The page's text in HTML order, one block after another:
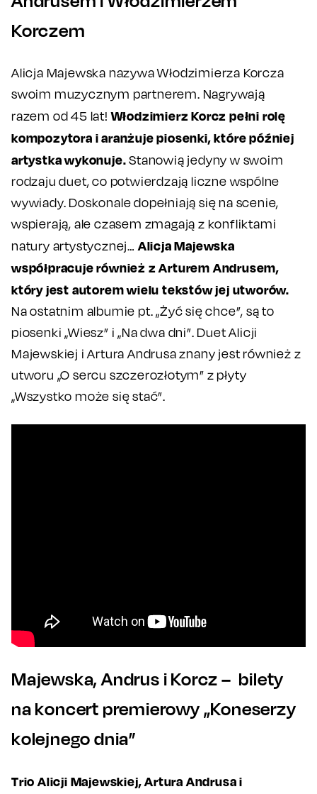
Korczem
Alicja Majewska nazywa Włodzimierza Korcza
swoim muzycznym partnerem. Nagrywają
razem od 45 lat!Włodzimierz Korcz pełni rolę
kompozytora i aranżuje piosenki, które później
artystka wykonuje.Stanowią jedyny w swoim
rodzaju duet, co potwierdzają liczne wspólne
wywiady. Doskonale dopełniają się na scenie,
wspierają, ale czasem zmagają z konfliktami
natury artystycznej… Alicja Majewska
współpracuje również z Arturem Andrusem,
który jest autorem wielu tekstów jej utworów.
Na ostatnim albumie pt. „Żyć się chce”, są to
piosenki „Wiesz” i „Na dwa dni”. Duet Alicji
Majewskiej i Artura Andrusa znany jest również z
utworu „O sercu szczerozłotym” z płyty
„Wszystko może się stać”.
Majewska, Andrus i Korcz – bilety
na koncert premierowy „Koneserzy
kolejnego dnia”
Trio Alicji Majewskiej, Artura Andrusa i